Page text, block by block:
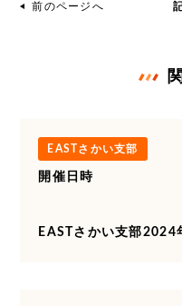
前のページへ
EASTさかい支部
開催日時
EASTさかい支部2024